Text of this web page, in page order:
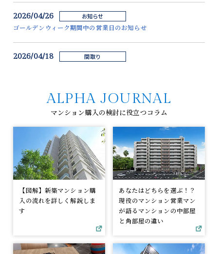
2026/04/26 お知らせ
ゴールデンウィーク期間中の営業日のお知らせ
2026/04/18 間取り
2026/04/10 現地周辺情報
周辺グルメ⑦【Pudding Labo】
2026/04/06 現地周辺情報
現地周辺の桜の景色
ALPHA JOURNAL
マンション購入の検討に役立つコラム
【図解】新築マンション購
入の流れを詳しく解説しま
す
あなたはどちらを選ぶ！？
現役のマンション営業マン
が語るマンションの中部屋
と角部屋の違い